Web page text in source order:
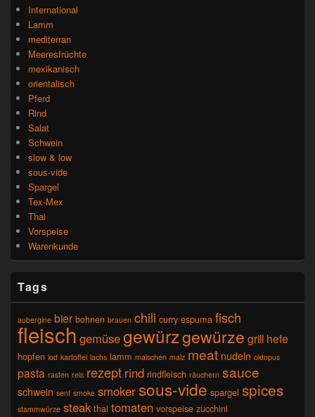
International
Lamm
mediterran
Meeresfrüchte
mexikanisch
orientalisch
Pferd
Rind
Salat
Schwein
slow & low
sous-vide
Spargel
Tex-Mex
Thai
Vorspeise
Warenkunde
Tags
aubergine bier bohnen brauen chili curry espuma fisch
fleisch gemüsegewürzgewürze grill hefe
hopfen iod kartoffel lachs lamm maischen malz meat nudeln oktopus
pasta rasten reis rezept rind rindfleisch räuchern sauce
schwein senf smoke smokersous-vide spargel spices
stammwürze steak thai tomaten vorspeise zucchini